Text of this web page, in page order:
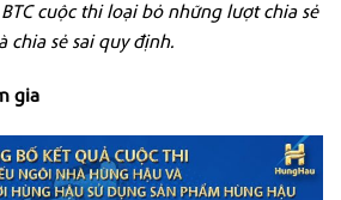
cuộc thi loại bỏ những lượt chia sẻ
chia sẻ sai quy định.
gia